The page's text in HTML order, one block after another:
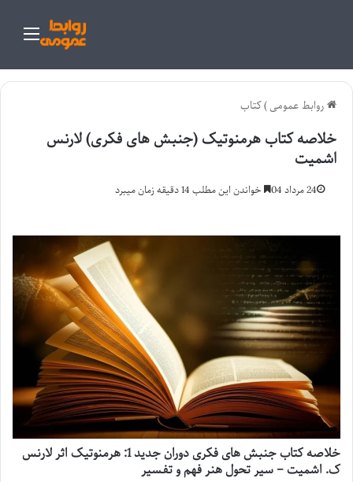
روابط عمومی)کتاب
خلاصه کتاب هرمنوتیک (جنبش های فکری) لارنس
اشمیت
24 مرداد 04 خواندن این مطلب 14 دقیقه زمان میبرد
خلاصه کتاب جنبش های فکری دوران جدید 1: هرمنوتیک اثر لارنس
ک. اشمیت – سیر تحول هنر فهم و تفسیر